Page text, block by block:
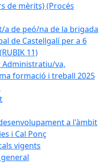
de mèrits) (Procés
a de peó/na de la brigada
de Castellgalí per a 6
11)
Administratiu/va,
formació i treball 2025
a l'àmbit
i Cal Ponç
vigents